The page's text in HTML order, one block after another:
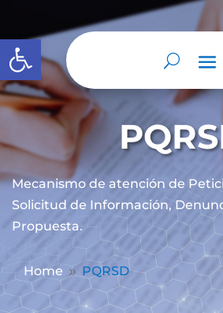
Abrir barra de herramientas
Mecanismo de atención de
Solicitud de Información,
Propuesta.
Home 9 PQRSD